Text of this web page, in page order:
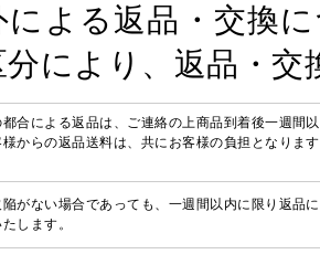
による返品・交換
により、返品・
都合による返品は、ご連絡の上商品到着後一週間
からの返品送料は、共にお客様の負担となりま
がない場合であっても、一週間以内に限り返品
します。